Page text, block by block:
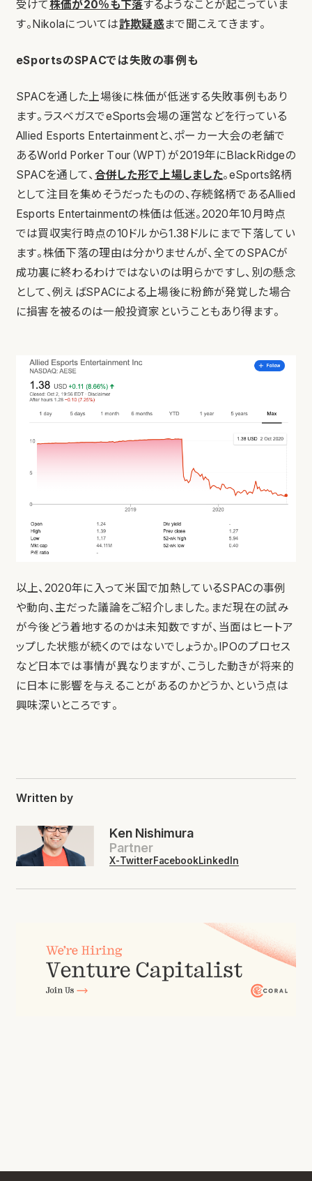
受けて株価が20％も下落するようなことが起こっていま
す。Nikolaについては詐欺疑惑まで聞こえてきます。
eSportsのSPACでは失敗の事例も
SPACを通した上場後に株価が低迷する失敗事例もあり
ます。ラスベガスでeSports会場の運営などを行っている
Allied Esports Entertainmentと、ポーカー大会の老舗で
あるWorld Porker Tour（WPT）が2019年にBlackRidgeの
SPACを通して、 合併した形で上場しました。eSports銘柄
として注目を集めそうだったものの、存続銘柄であるAllied
Esports Entertainmentの株価は低迷。2020年10月時点
では買収実行時点の10ドルから1.38ドルにまで下落してい
ます。株価下落の理由は分かりませんが、全てのSPACが
成功裏に終わるわけではないのは明らかですし、別の懸念
として、例えばSPACによる上場後に粉飾が発覚した場合
に損害を被るのは一般投資家ということもあり得ます。
以上、2020年に入って米国で加熱しているSPACの事例
や動向、主だった議論をご紹介しました。まだ現在の試み
が今後どう着地するのかは未知数ですが、当面はヒートア
ップした状態が続くのではないでしょうか。IPOのプロセス
など日本では事情が異なりますが、こうした動きが将来的
に日本に影響を与えることがあるのかどうか、という点は
興味深いところです。
Written by
Ken Nishimura
Partner
X-TwitterFacebookLinkedIn